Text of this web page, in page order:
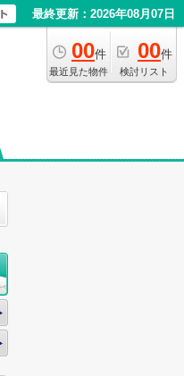
最終更新：2026年08月07日
00件
最近見た物件
00件
検討リスト